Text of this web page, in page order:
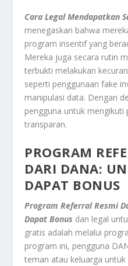
Cara Legal Mendapatkan
menegaskan bahwa
program insentif yang
Mereka juga secara rutin
terbukti melakukan
seperti penggunaan fake
manipulasi data. Dengan
pengguna untuk
transparan.
PROGRAM
DARI DANA:
DAPAT BONUS
Program Referral Resmi
Dapat Bonus dan legal
gratis adalah melalui
program ini, pengguna
teman atau keluarga